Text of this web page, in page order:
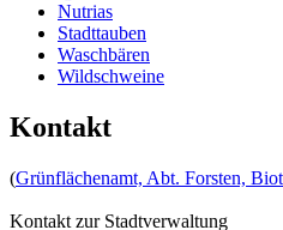
Nutrias
Stadttauben
Waschbären
Wildschweine
Kontakt
(Grünflächenamt, Abt. Forsten,
Kontakt zur Stadtverwaltung